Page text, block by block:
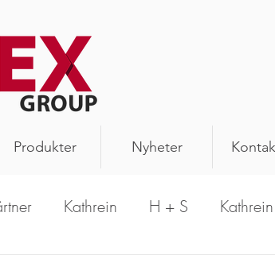
Produkter Nyheter
Kathrein H + S